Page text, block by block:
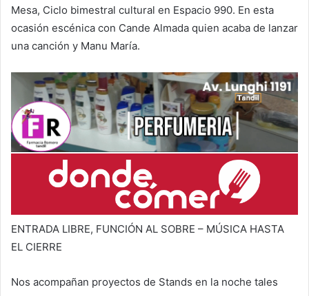
Mesa, Ciclo bimestral cultural en Espacio 990. En esta
ocasión escénica con Cande Almada quien acaba de lanzar
una canción y Manu María.
ENTRADA LIBRE, FUNCIÓN AL SOBRE – MÚSICA HASTA
EL CIERRE
Nos acompañan proyectos de Stands en la noche tales